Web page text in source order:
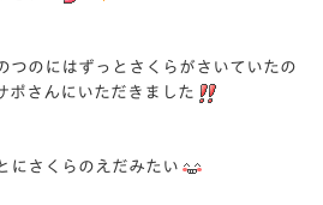
つのにはずっとさくらがさいていたの
ポさんにいただきました
にさくらのえだみたい